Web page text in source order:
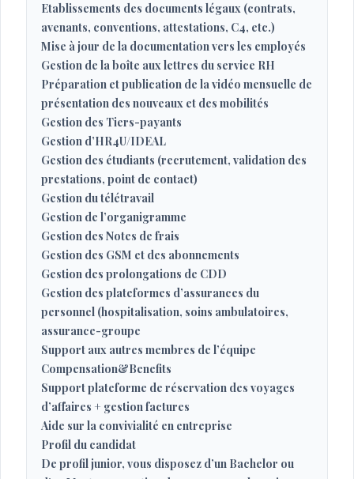
Etablissements des documents légaux (contrats,
avenants, conventions, attestations, C4, etc.)
Mise à jour de la documentation vers les employés
Gestion de la boîte aux lettres du service RH
Préparation et publication de la vidéo mensuelle de
présentation des nouveaux et des mobilités
Gestion des Tiers-payants
Gestion d’HR4U/IDEAL
Gestion des étudiants (recrutement, validation des
prestations, point de contact)
Gestion du télétravail
Gestion de l’organigramme
Gestion des Notes de frais
Gestion des GSM et des abonnements
Gestion des prolongations de CDD
Gestion des plateformes d’assurances du
personnel (hospitalisation, soins ambulatoires,
assurance-groupe
Support aux autres membres de l’équipe
Compensation&Benefits
Support plateforme de réservation des voyages
d’affaires + gestion factures
Aide sur la convivialité en entreprise
Profil du candidat
De profil junior, vous disposez d’un Bachelor ou